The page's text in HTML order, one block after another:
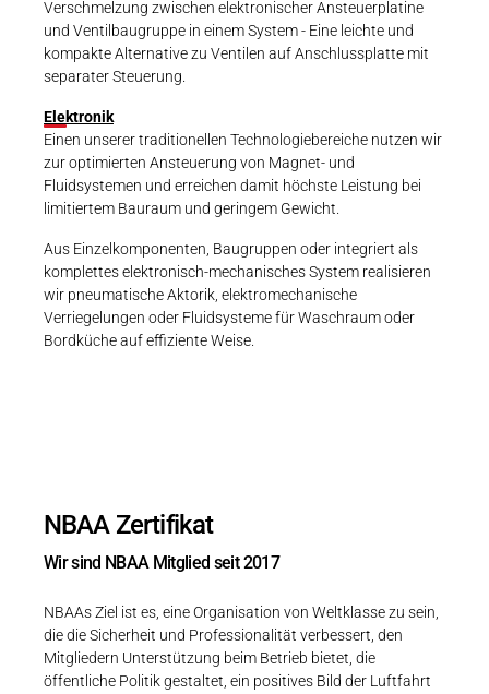
Verschmelzung zwischen elektronischer Ansteuerplatine
und Ventilbaugruppe in einem System - Eine leichte und
kompakte Alternative zu Ventilen auf Anschlussplatte mit
separater Steuerung.
Elektronik
Einen unserer traditionellen Technologiebereiche nutzen wir
zur optimierten Ansteuerung von Magnet- und
Fluidsystemen und erreichen damit höchste Leistung bei
limitiertem Bauraum und geringem Gewicht.
Aus Einzelkomponenten, Baugruppen oder integriert als
komplettes elektronisch-mechanisches System realisieren
wir pneumatische Aktorik, elektromechanische
Verriegelungen oder Fluidsysteme für Waschraum oder
Bordküche auf effiziente Weise.
NBAA Zertifikat
Wir sind NBAA Mitglied seit 2017
NBAAs Ziel ist es, eine Organisation von Weltklasse zu sein,
die die Sicherheit und Professionalität verbessert, den
Mitgliedern Unterstützung beim Betrieb bietet, die
öffentliche Politik gestaltet, ein positives Bild der Luftfahrt